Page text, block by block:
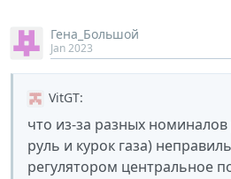
Гена_Большой
Jan 2023
VitGT:
что из-за разных
руль и курок газа)
регулятором центральное